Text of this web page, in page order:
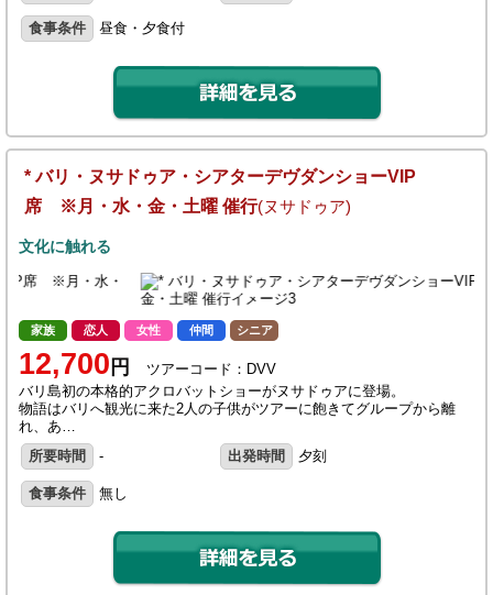
食事条件 昼食・夕食付
* バリ・ヌサドゥア・シアターデヴダンショーVIP
席 ※月・水・金・土曜 催行(ヌサドゥア)
文化に触れる
家族 恋人 女性 仲間 シニア
12,700 円
ツアーコード：DVV
バリ島初の本格的アクロバットショーがヌサドゥアに登場。
物語はバリへ観光に来た2人の子供がツアーに飽きてグループから離
れ、あ…
所要時間
- 出発時間 夕刻
食事条件 無し